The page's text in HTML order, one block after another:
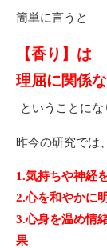
簡単に言うと
【香り】は
理屈に関係
ということにな
昨今の研究では
1.気持ちや神経
2.心を和やかに
3.心身を温め情
果